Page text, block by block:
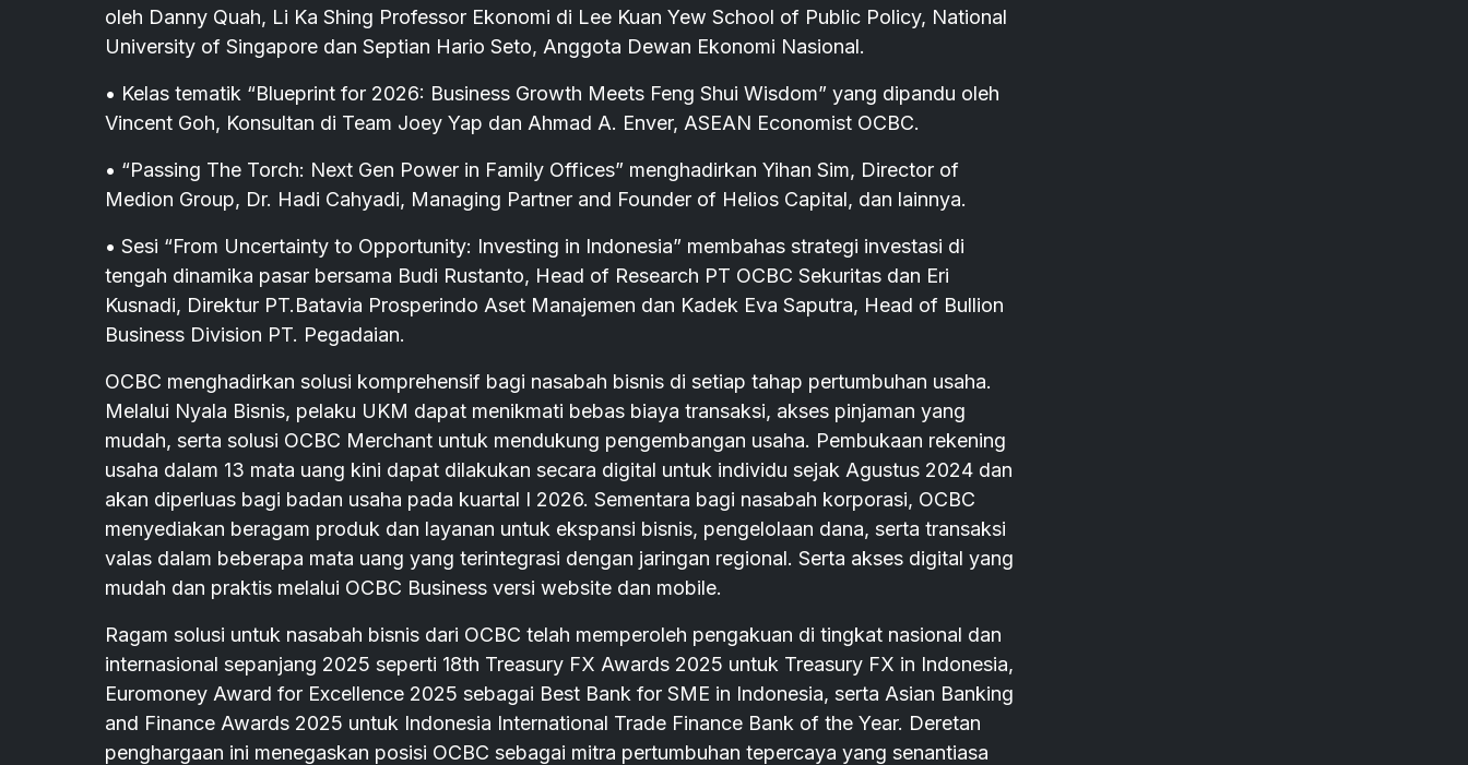
oleh Danny Quah, Li Ka Shing Professor Ekonomi di Lee Kuan Yew School of Public Policy, National
University of Singapore dan Septian Hario Seto, Anggota Dewan Ekonomi Nasional.
• Kelas tematik “Blueprint for 2026: Business Growth Meets Feng Shui Wisdom” yang dipandu oleh
Vincent Goh, Konsultan di Team Joey Yap dan Ahmad A. Enver, ASEAN Economist OCBC.
• “Passing The Torch: Next Gen Power in Family Offices” menghadirkan Yihan Sim, Director of
Medion Group, Dr. Hadi Cahyadi, Managing Partner and Founder of Helios Capital, dan lainnya.
• Sesi “From Uncertainty to Opportunity: Investing in Indonesia” membahas strategi investasi di
tengah dinamika pasar bersama Budi Rustanto, Head of Research PT OCBC Sekuritas dan Eri
Kusnadi, Direktur PT.Batavia Prosperindo Aset Manajemen dan Kadek Eva Saputra, Head of Bullion
Business Division PT. Pegadaian.
OCBC menghadirkan solusi komprehensif bagi nasabah bisnis di setiap tahap pertumbuhan usaha.
Melalui Nyala Bisnis, pelaku UKM dapat menikmati bebas biaya transaksi, akses pinjaman yang
mudah, serta solusi OCBC Merchant untuk mendukung pengembangan usaha. Pembukaan rekening
usaha dalam 13 mata uang kini dapat dilakukan secara digital untuk individu sejak Agustus 2024 dan
akan diperluas bagi badan usaha pada kuartal I 2026. Sementara bagi nasabah korporasi, OCBC
menyediakan beragam produk dan layanan untuk ekspansi bisnis, pengelolaan dana, serta transaksi
valas dalam beberapa mata uang yang terintegrasi dengan jaringan regional. Serta akses digital yang
mudah dan praktis melalui OCBC Business versi website dan mobile.
Ragam solusi untuk nasabah bisnis dari OCBC telah memperoleh pengakuan di tingkat nasional dan
internasional sepanjang 2025 seperti 18th Treasury FX Awards 2025 untuk Treasury FX in Indonesia,
Euromoney Award for Excellence 2025 sebagai Best Bank for SME in Indonesia, serta Asian Banking
and Finance Awards 2025 untuk Indonesia International Trade Finance Bank of the Year. Deretan
penghargaan ini menegaskan posisi OCBC sebagai mitra pertumbuhan tepercaya yang senantiasa